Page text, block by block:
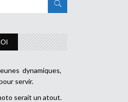
dynamiques,
servir.
serait un atout.